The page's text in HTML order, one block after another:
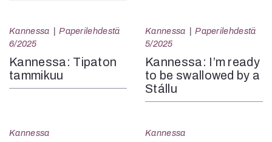
Kannessa
Paperilehdestä
6/2025
Kannessa: Tipaton
tammikuu
Kannessa
Paperilehdestä
5/2025
Kannessa: I’m ready
to be swallowed by a
Stállu
Kannessa
Kannessa